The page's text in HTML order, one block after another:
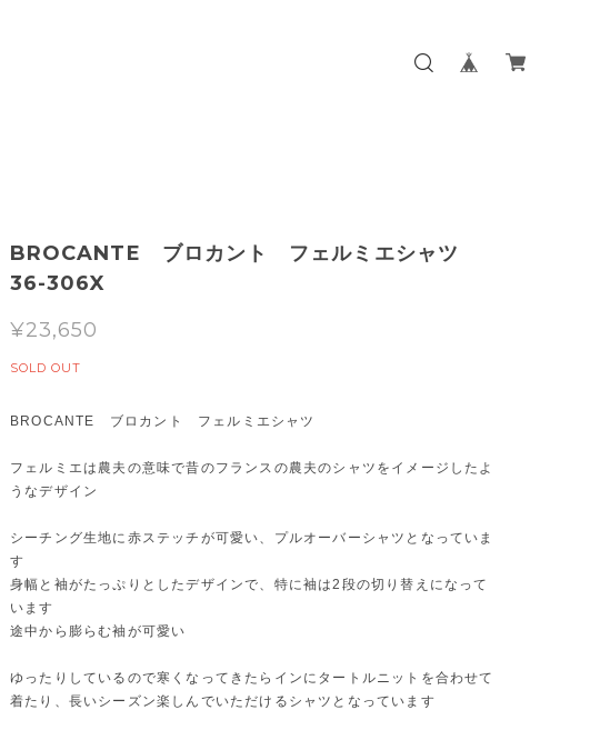
BROCANTE ブロカント フェルミエシャツ
36-306X
¥23,650
SOLD OUT
BROCANTE ブロカント フェルミエシャツ
フェルミエは農夫の意味で昔のフランスの農夫のシャツをイメージしたよ
うなデザイン
シーチング生地に赤ステッチが可愛い、プルオーバーシャツとなっていま
す
身幅と袖がたっぷりとしたデザインで、特に袖は2段の切り替えになって
います
途中から膨らむ袖が可愛い
ゆったりしているので寒くなってきたらインにタートルニットを合わせて
着たり、長いシーズン楽しんでいただけるシャツとなっています